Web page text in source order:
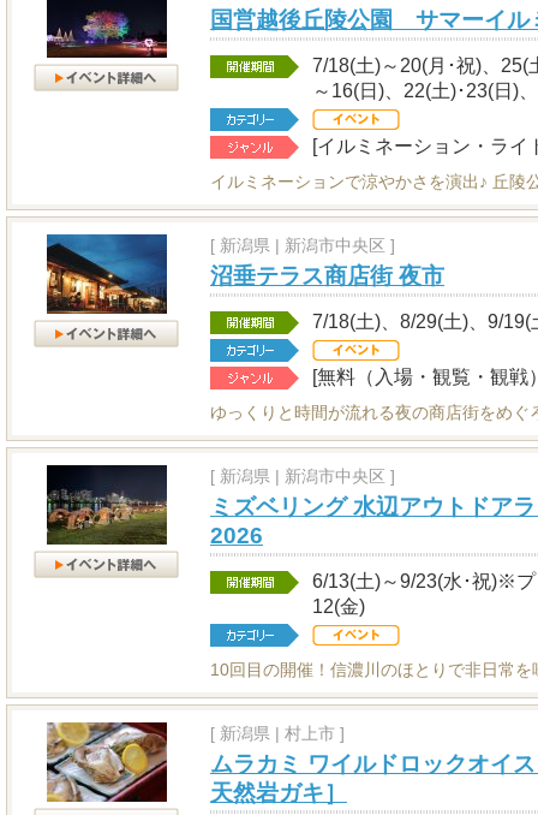
国営越後丘陵公園 サマーイル
7/18(土)～20(月･祝)、25(
～16(日)、22(土)･23(日)
[イルミネーション・ライ
イルミネーションで涼やかさを演出♪ 丘陵
[ 新潟県 | 新潟市中央区 ]
沼垂テラス商店街 夜市
7/18(土)、8/29(土)、9/19(
[無料（入場・観覧・観戦
ゆっくりと時間が流れる夜の商店街をめぐ
[ 新潟県 | 新潟市中央区 ]
ミズベリング 水辺アウトドア
2026
6/13(土)～9/23(水･祝)※
12(金)
10回目の開催！信濃川のほとりで非日常を
[ 新潟県 | 村上市 ]
ムラカミ ワイルドロックオイ
天然岩ガキ］